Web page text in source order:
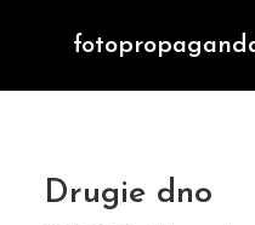
Drugie dno